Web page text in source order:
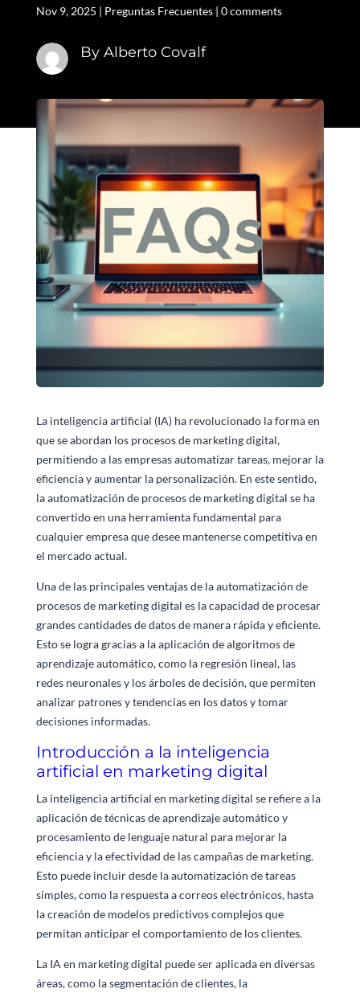
Nov 9, 2025 | Preguntas Frecuentes| 0 comments
By Alberto Covalf
La inteligencia artificial (IA) ha revolucionado la forma en
que se abordan los procesos de marketing digital,
permitiendo a las empresas automatizar tareas, mejorar la
eficiencia y aumentar la personalización. En este sentido,
la automatización de procesos de marketing digital se ha
convertido en una herramienta fundamental para
cualquier empresa que desee mantenerse competitiva en
el mercado actual.
Una de las principales ventajas de la automatización de
procesos de marketing digital es la capacidad de procesar
grandes cantidades de datos de manera rápida y eficiente.
Esto se logra gracias a la aplicación de algoritmos de
aprendizaje automático, como la regresión lineal, las
redes neuronales y los árboles de decisión, que permiten
analizar patrones y tendencias en los datos y tomar
decisiones informadas.
Introducción a la inteligencia
artificial en marketing digital
La inteligencia artificial en marketing digital se refiere a la
aplicación de técnicas de aprendizaje automático y
procesamiento de lenguaje natural para mejorar la
eficiencia y la efectividad de las campañas de marketing.
Esto puede incluir desde la automatización de tareas
simples, como la respuesta a correos electrónicos, hasta
la creación de modelos predictivos complejos que
permitan anticipar el comportamiento de los clientes.
La IA en marketing digital puede ser aplicada en diversas
áreas, como la segmentación de clientes, la